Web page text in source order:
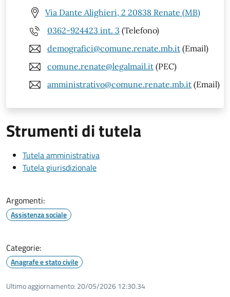
Via Dante Alighieri, 2 20838 Renate (MB)
0362-924423 int. 3 (Telefono)
demografici@comune.renate.mb.it (Email)
comune.renate@legalmail.it (PEC)
amministrativo@comune.renate.mb.it (Email)
Strumenti di tutela
Tutela amministrativa
Tutela giurisdizionale
Argomenti:
Assistenza sociale
Categorie:
Anagrafe e stato civile
Ultimo aggiornamento: 20/05/2026 12:30.34